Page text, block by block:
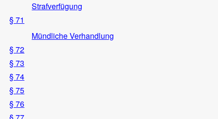
Strafverfügung
§ 71
Mündliche Verhandlung
§ 72
§ 73
§ 74
§ 75
§ 76